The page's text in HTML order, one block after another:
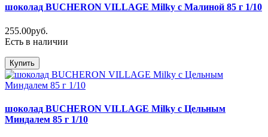
шоколад BUCHERON VILLAGE Milky с Малиной 85 г 1/10
255.00руб.
Есть в наличии
Купить
шоколад BUCHERON VILLAGE Milky с Цельным
Миндалем 85 г 1/10